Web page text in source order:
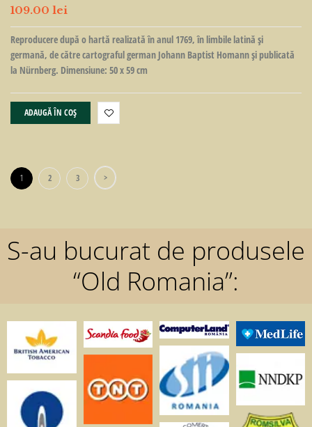
109.00 lei
Reproducere după o hartă realizată în anul 1769, în limbile latină și
germană, de către cartograful german Johann Baptist Homann și publicată
la Nürnberg. Dimensiune: 50 x 59 cm
ADAUGĂ ÎN COȘ
1 2 3 >
S-au bucurat de produsele
“Old Romania”: